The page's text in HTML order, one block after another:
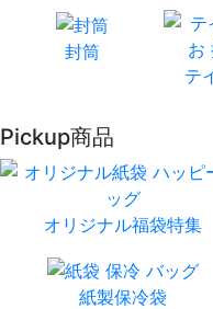
封筒
テ
Pickup商品
オリジナル福袋特集
紙製保冷袋